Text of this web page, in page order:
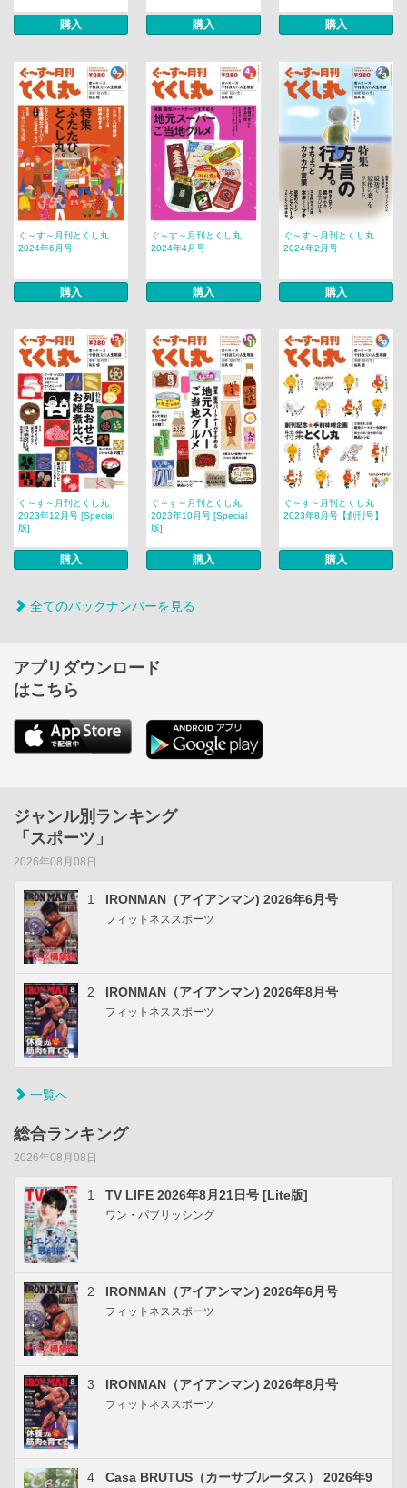
購入 購入 購入
ぐ～す～月刊とくし丸
2024年6月号
購入
ぐ～す～月刊とくし丸
2024年4月号
購入
ぐ～す～月刊とくし丸
2024年2月号
購入
ぐ～す～月刊とくし丸
2023年12月号 [Special
版]
購入
ぐ～す～月刊とくし丸
2023年10月号 [Special
版]
購入
ぐ～す～月刊とくし丸
2023年8月号【創刊号】
購入
全てのバックナンバーを見る
アプリダウンロード
はこちら
ジャンル別ランキング
「スポーツ」
2026年08月08日
1 IRONMAN（アイアンマン) 2026年6月号
フィットネススポーツ
2 IRONMAN（アイアンマン) 2026年8月号
フィットネススポーツ
一覧へ
総合ランキング
2026年08月08日
1 TV LIFE 2026年8月21日号 [Lite版]
ワン・パブリッシング
2 IRONMAN（アイアンマン) 2026年6月号
フィットネススポーツ
3 IRONMAN（アイアンマン) 2026年8月号
フィットネススポーツ
4
Casa BRUTUS（カーサブルータス） 2026年9